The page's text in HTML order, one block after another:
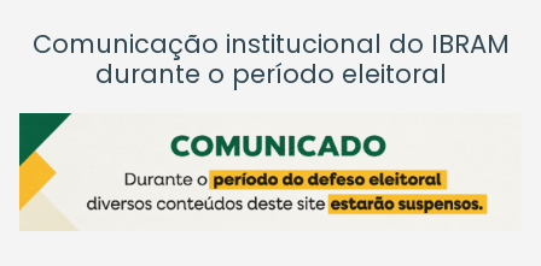
Comunicação institucional do IBRAM
durante o período eleitoral